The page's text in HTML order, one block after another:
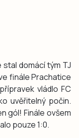
domácí tým TJ
finále Prachatice
vládlo FC
uvěřitelný počin.
gól! Finále ovšem
pouze 1:0.